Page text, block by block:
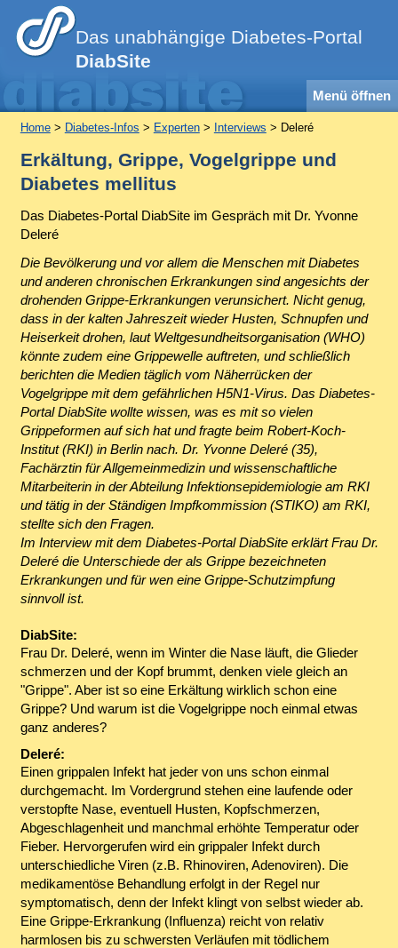
Das unabhängige Diabetes-Portal
DiabSite
Menü öffnen
Home> Diabetes-Infos > Experten> Interviews > Deleré
Erkältung, Grippe, Vogelgrippe und
Diabetes mellitus
Das Diabetes-Portal DiabSite im Gespräch mit Dr. Yvonne
Deleré
Die Bevölkerung und vor allem die Menschen mit Diabetes
und anderen chronischen Erkrankungen sind angesichts der
drohenden Grippe-Erkrankungen verunsichert. Nicht genug,
dass in der kalten Jahreszeit wieder Husten, Schnupfen und
Heiserkeit drohen, laut Weltgesundheitsorganisation (WHO)
könnte zudem eine Grippewelle auftreten, und schließlich
berichten die Medien täglich vom Näherrücken der
Vogelgrippe mit dem gefährlichen H5N1-Virus. Das Diabetes-
Portal DiabSite wollte wissen, was es mit so vielen
Grippeformen auf sich hat und fragte beim Robert-Koch-
Institut (RKI) in Berlin nach. Dr. Yvonne Deleré (35),
Fachärztin für Allgemeinmedizin und wissenschaftliche
Mitarbeiterin in der Abteilung Infektionsepidemiologie am RKI
und tätig in der Ständigen Impfkommission (STIKO) am RKI,
stellte sich den Fragen.
Im Interview mit dem Diabetes-Portal DiabSite erklärt Frau Dr.
Deleré die Unterschiede der als Grippe bezeichneten
Erkrankungen und für wen eine Grippe-Schutzimpfung
sinnvoll ist.
DiabSite:
Frau Dr. Deleré, wenn im Winter die Nase läuft, die Glieder
schmerzen und der Kopf brummt, denken viele gleich an
"Grippe". Aber ist so eine Erkältung wirklich schon eine
Grippe? Und warum ist die Vogelgrippe noch einmal etwas
ganz anderes?
Deleré:
Einen grippalen Infekt hat jeder von uns schon einmal
durchgemacht. Im Vordergrund stehen eine laufende oder
verstopfte Nase, eventuell Husten, Kopfschmerzen,
Abgeschlagenheit und manchmal erhöhte Temperatur oder
Fieber. Hervorgerufen wird ein grippaler Infekt durch
unterschiedliche Viren (z.B. Rhinoviren, Adenoviren). Die
medikamentöse Behandlung erfolgt in der Regel nur
symptomatisch, denn der Infekt klingt von selbst wieder ab.
Eine Grippe-Erkrankung (Influenza) reicht von relativ
harmlosen bis zu schwersten Verläufen mit tödlichem